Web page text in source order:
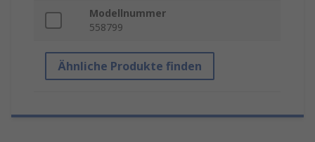
Modellnummer
558799
Ähnliche Produkte finden